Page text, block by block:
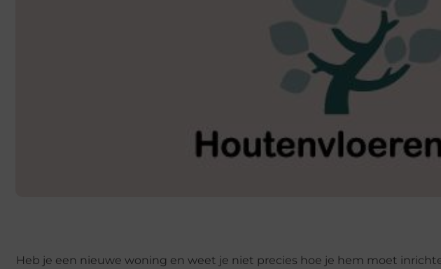
Heb je een nieuwe woning en weet je niet precies hoe je hem moet